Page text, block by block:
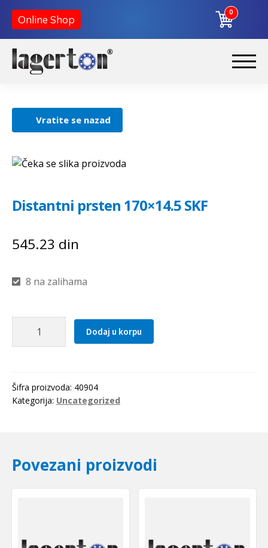
Online Shop
0
Početna
O nama
Kontakt
Vratite se nazad
Distantni prsten 170×14.5 SKF
545.23 din
8 na zalihama
prsten
količina
Dodaj u korpu
Šifra proizvoda: 40904
Kategorija: Uncategorized
Povezani proizvodi